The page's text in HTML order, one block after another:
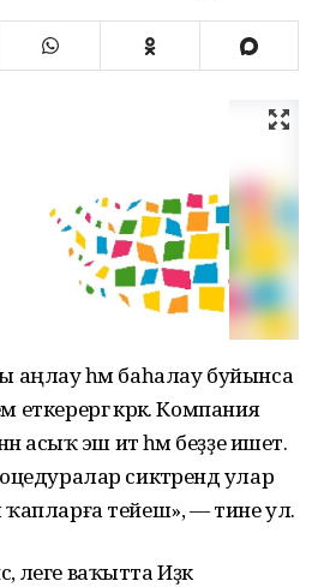
аңлау һәм баһалау буйынса
кәрәк. Компания
асыҡ эш итә һәм беҙҙе ишетә.
сиктәрендә улар
ҡапларға тейеш», — тине ул.
әлеге ваҡытта Иҙәк